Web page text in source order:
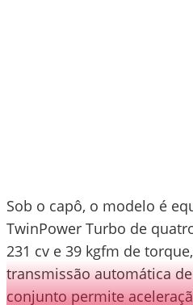
Sob o capô, o modelo é
TwinPower Turbo de
231 cv e 39 kgfm de
transmissão automática
conjunto permite